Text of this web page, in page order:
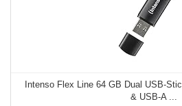
Intenso Flex Line 64 GB Dual USB-
& USB-A ...